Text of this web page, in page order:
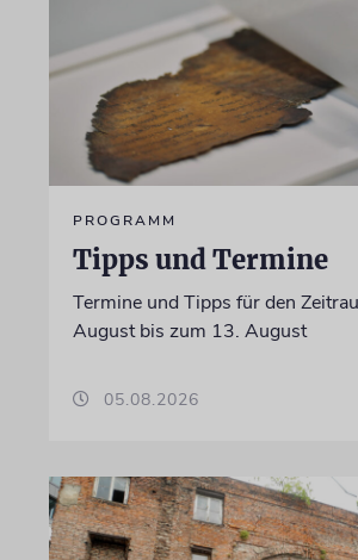
PROGRAMM
Tipps und Termine
Termine und Tipps für den
August bis zum 13. August
05.08.2026